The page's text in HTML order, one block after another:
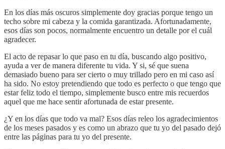
En los días más oscuros simplemente doy gracias porque tengo un
techo sobre mi cabeza y la comida garantizada. Afortunadamente,
esos días son pocos, normalmente encuentro un detalle por el cuál
agradecer.
El acto de repasar lo que paso en tu día, buscando algo positivo,
ayuda a ver de manera diferente tu vida. Y si, sé que suena
demasiado bueno para ser cierto o muy trillado pero en mi caso así
ha sido. No estoy pretendiendo que todo es perfecto o que tengo que
estar feliz todo el tiempo, simplemente busco entre mis recuerdos
aquel que me hace sentir afortunada de estar presente.
¿Y en los días que todo va mal? Esos días releo los agradecimientos
de los meses pasados y es como un abrazo que tu yo del pasado dejó
entre las páginas para tu yo del presente.